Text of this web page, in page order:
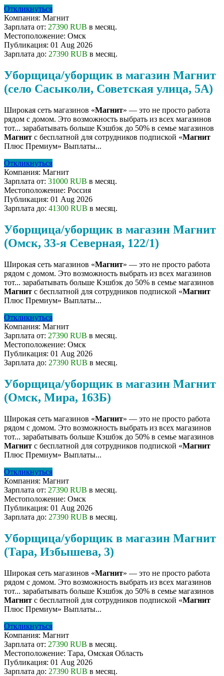
Откликнуться
Компания: Магнит
Зарплата от: 27390 RUB в месяц.
Местоположение: Омск
Публикация: 01 Aug 2026
Зарплата до: 27390 RUB в месяц.
Уборщица/уборщик в магазин Магнит
(село Сасыколи, Советская улица, 5А)
Широкая сеть магазинов «Магнит» — это не просто работа
рядом с домом. Это возможность выбрать из всех магазинов
тот... зарабатывать больше Кэшбэк до 50% в семье магазинов
Магнит с бесплатной для сотрудников подпиской «Магнит
Плюс Премиум» Выплаты...
Откликнуться
Компания: Магнит
Зарплата от: 31000 RUB в месяц.
Местоположение: Россия
Публикация: 01 Aug 2026
Зарплата до: 41300 RUB в месяц.
Уборщица/уборщик в магазин Магнит
(Омск, 33-я Северная, 122/1)
Широкая сеть магазинов «Магнит» — это не просто работа
рядом с домом. Это возможность выбрать из всех магазинов
тот... зарабатывать больше Кэшбэк до 50% в семье магазинов
Магнит с бесплатной для сотрудников подпиской «Магнит
Плюс Премиум» Выплаты...
Откликнуться
Компания: Магнит
Зарплата от: 27390 RUB в месяц.
Местоположение: Омск
Публикация: 01 Aug 2026
Зарплата до: 27390 RUB в месяц.
Уборщица/уборщик в магазин Магнит
(Омск, Мира, 163Б)
Широкая сеть магазинов «Магнит» — это не просто работа
рядом с домом. Это возможность выбрать из всех магазинов
тот... зарабатывать больше Кэшбэк до 50% в семье магазинов
Магнит с бесплатной для сотрудников подпиской «Магнит
Плюс Премиум» Выплаты...
Откликнуться
Компания: Магнит
Зарплата от: 27390 RUB в месяц.
Местоположение: Омск
Публикация: 01 Aug 2026
Зарплата до: 27390 RUB в месяц.
Уборщица/уборщик в магазин Магнит
(Тара, Избышева, 3)
Широкая сеть магазинов «Магнит» — это не просто работа
рядом с домом. Это возможность выбрать из всех магазинов
тот... зарабатывать больше Кэшбэк до 50% в семье магазинов
Магнит с бесплатной для сотрудников подпиской «Магнит
Плюс Премиум» Выплаты...
Откликнуться
Компания: Магнит
Зарплата от: 27390 RUB в месяц.
Местоположение: Тара, Омская Область
Публикация: 01 Aug 2026
Зарплата до: 27390 RUB в месяц.